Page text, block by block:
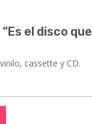
el disco que
cassette y CD.